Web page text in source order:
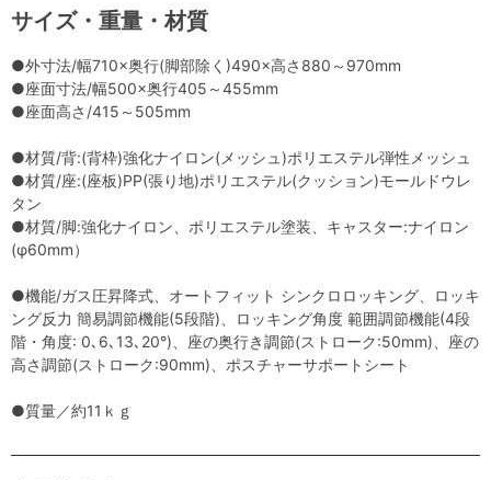
サイズ・重量・材質
●外寸法/幅710×奥行(脚部除く)490×高さ880～970mm
●座面寸法/幅500×奥行405～455mm
●座面高さ/415～505mm
●材質/背:(背枠)強化ナイロン(メッシュ)ポリエステル弾性メッシュ
●材質/座:(座板)PP(張り地)ポリエステル(クッション)モールドウレ
タン
●材質/脚:強化ナイロン、ポリエステル塗装、キャスター:ナイロン
(φ60mm）
●機能/ガス圧昇降式、オートフィット シンクロロッキング、ロッキ
ング反力 簡易調節機能(5段階)、ロッキング角度 範囲調節機能(4段
階・角度: 0､6､13､20°)、座の奥行き調節(ストローク:50mm)、座の
高さ調節(ストローク:90mm)、ポスチャーサポートシート
●質量／約11ｋｇ